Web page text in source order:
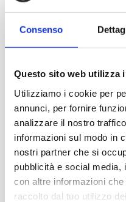
Consenso
Questo sito web utilizza
Utilizziamo i cookie per
annunci, per fornire
analizzare il nostro
informazioni sul modo in
nostri partner che si
pubblicità e social media,
con altre informazioni
raccolto dal tuo utilizzo